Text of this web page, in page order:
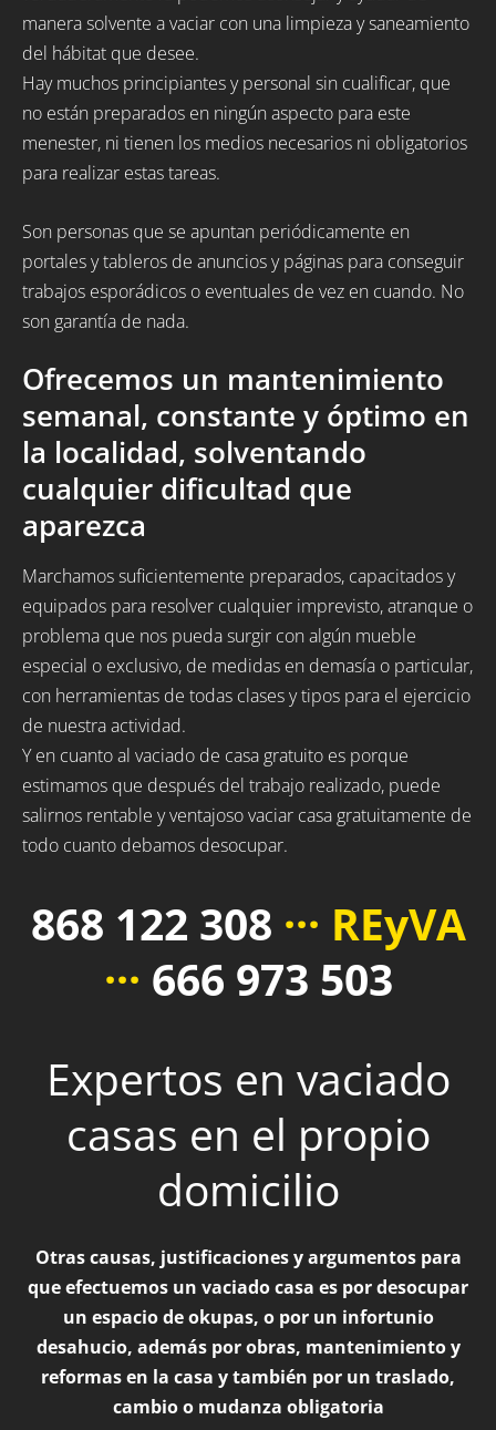
manera solvente a vaciar con una limpieza y saneamiento
del hábitat que desee.
Hay muchos principiantes y personal sin cualificar, que
no están preparados en ningún aspecto para este
menester, ni tienen los medios necesarios ni obligatorios
para realizar estas tareas.
Son personas que se apuntan periódicamente en
portales y tableros de anuncios y páginas para conseguir
trabajos esporádicos o eventuales de vez en cuando. No
son garantía de nada.
Ofrecemos un mantenimiento
semanal, constante y óptimo en
la localidad, solventando
cualquier dificultad que
aparezca
Marchamos suficientemente preparados, capacitados y
equipados para resolver cualquier imprevisto, atranque o
problema que nos pueda surgir con algún mueble
especial o exclusivo, de medidas en demasía o particular,
con herramientas de todas clases y tipos para el ejercicio
de nuestra actividad.
Y en cuanto al vaciado de casa gratuito es porque
estimamos que después del trabajo realizado, puede
salirnos rentable y ventajoso vaciar casa gratuitamente de
todo cuanto debamos desocupar.
868 122 308 ··· REyVA
··· 666 973 503
Expertos en vaciado
casas en el propio
domicilio
Otras causas, justificaciones y argumentos para
que efectuemos un vaciado casa es por desocupar
un espacio de okupas, o por un infortunio
desahucio, además por obras, mantenimiento y
reformas en la casa y también por un traslado,
cambio o mudanza obligatoria